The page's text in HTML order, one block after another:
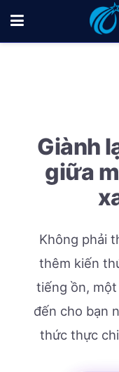
Giành
giữa
Không phải
thêm kiến
tiếng ồn,
đến cho bạn
thức thực